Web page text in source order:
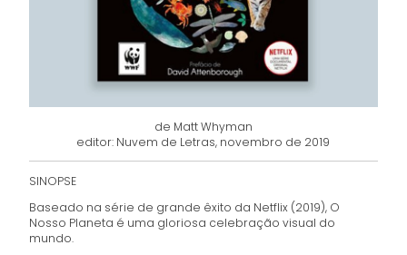
de Matt Whyman
editor: Nuvem de Letras, novembro de 2019
SINOPSE
Baseado na série de grande êxito da Netflix (2019), O
Nosso Planeta é uma gloriosa celebração visual do
mundo.